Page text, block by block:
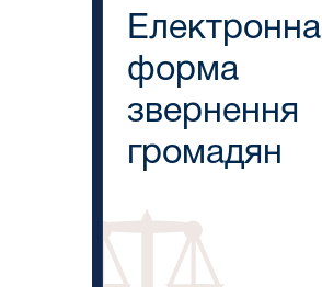
Електронна
форма
звернення
громадян